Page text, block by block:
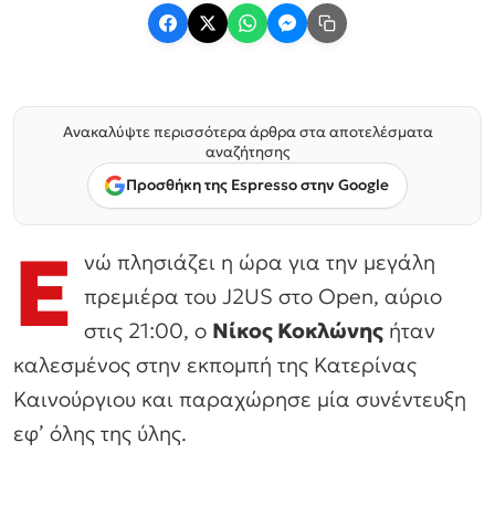
Ανακαλύψτε περισσότερα άρθρα στα αποτελέσματα
αναζήτησης
Προσθήκη της Espresso στην Google
Ε νώ πλησιάζει η ώρα για την μεγάλη
πρεμιέρα του J2US στο Open, αύριο
στις 21:00, ο Νίκος Κοκλώνης ήταν
καλεσμένος στην εκπομπή της Κατερίνας
Καινούργιου και παραχώρησε μία συνέντευξη
εφ’ όλης της ύλης.